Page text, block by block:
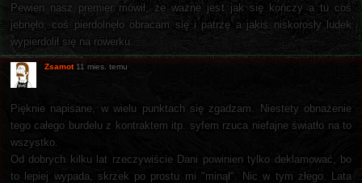
Pewien nasz premier mówił, że ważne jest jak się kończy a tu coś
jebnęło, coś pierdolnęło obracam się i patrzę a jakiś niskorosły ludek
wypierdolił się na rowerku.
Zsamot 11 mies. temu
Pięknie napisane, w wielu punktach się zgadzam. Niestety obnażenie
tego całego burdelu z kontraktem itp. syfem rzuca niefajne światło na to
wszystko.
Od dobrych kilku lat rzeczywiście Dani powinien tylko deklamować, bo
to lepiej wypada, skrzek po prostu mi "minął". Nic w tym złego. Lata